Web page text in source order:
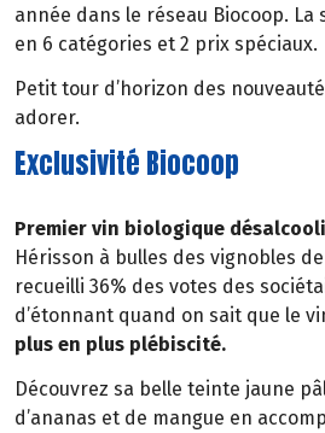
année dans le réseau Biocoop. La
en 6 catégories et 2 prix spéciaux.
Petit tour d’horizon des
adorer.
Exclusivité Biocoop
Premier vin biologique
Hérisson à bulles des vignobles
recueilli 36% des votes des
d’étonnant quand on sait que le
plus en plus plébiscité.
Découvrez sa belle teinte jaune
d’ananas et de mangue en